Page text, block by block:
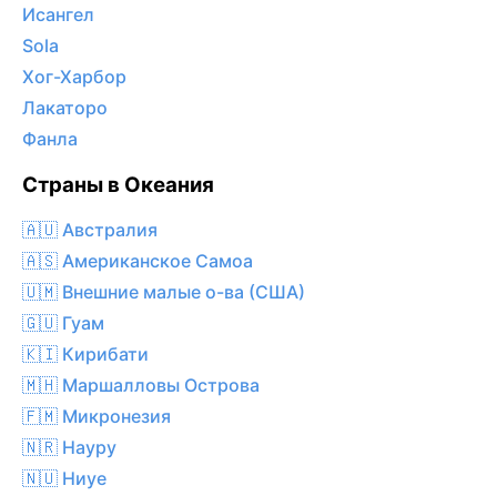
Исангел
Sola
Хог-Харбор
Лакаторо
Фанла
Страны в Океания
🇦🇺 Австралия
🇦🇸 Американское Самоа
🇺🇲 Внешние малые о-ва (США)
🇬🇺 Гуам
🇰🇮 Кирибати
🇲🇭 Маршалловы Острова
🇫🇲 Микронезия
🇳🇷 Науру
🇳🇺 Ниуе